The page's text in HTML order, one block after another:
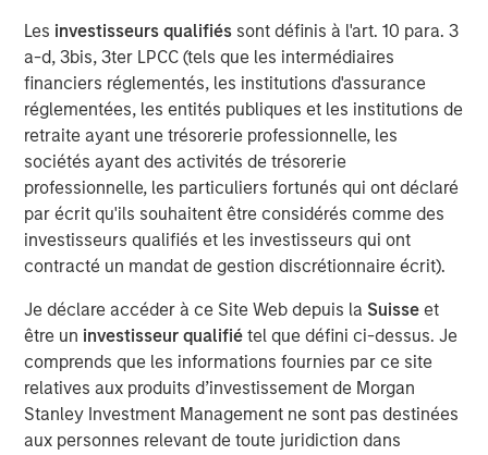
Les investisseurs qualifiés sont définis à l'art. 10 para. 3
a-d, 3bis, 3ter LPCC (tels que les intermédiaires
financiers réglementés, les institutions d'assurance
réglementées, les entités publiques et les institutions de
retraite ayant une trésorerie professionnelle, les
sociétés ayant des activités de trésorerie
professionnelle, les particuliers fortunés qui ont déclaré
par écrit qu'ils souhaitent être considérés comme des
investisseurs qualifiés et les investisseurs qui ont
contracté un mandat de gestion discrétionnaire écrit).
Je déclare accéder à ce Site Web depuis la Suisse et
être un investisseur qualifiétel que défini ci-dessus. Je
comprends que les informations fournies par ce site
relatives aux produits d’investissement de Morgan
Stanley Investment Management ne sont pas destinées
aux personnes relevant de toute juridiction dans
supplies electricity, capacity, and ancillary services
exclusively to New York City via a dedicated subsea cable
system. MSIP acquired the generating facility in 2018 and
has since managed the plant through its power asset
management platform TigerGenCo.
“As the newest dispatchable generator serving New York
City, Bayonne has demonstrated exceptional operational
performance and plays a critical role in supporting New
York’s grid reliability,” said Dan Barbosa, Executive
“Bayonne exemplifies MSIP’s approach to enhancing
asset quality and resilience through active operational
and commercial management,” said Chris Ortega,
Managing Director and Head of Americas at Morgan
Stanley Infrastructure Partners.